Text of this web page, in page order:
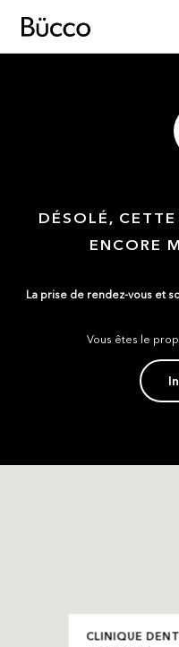
DÉSOLÉ,
ENCORE
La prise de rendez-vous et
Vous êtes le
CLINIQUE